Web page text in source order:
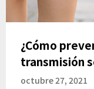
¿Cómo
transmisión
octubre 27, 2021